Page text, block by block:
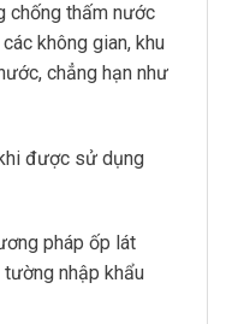
chống thấm nước
không gian, khu
chẳng hạn như
được sử dụng
pháp ốp lát
nhập khẩu